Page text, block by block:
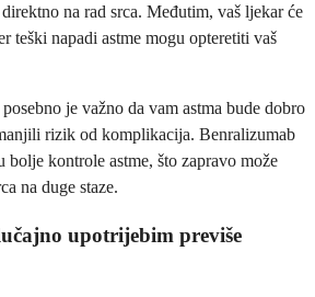
na rad srca. Međutim, vaš ljekar će
teški napadi astme mogu opteretiti vaš
je važno da vam astma bude dobro
rizik od komplikacija. Benralizumab
bolje kontrole astme, što zapravo može
na duge staze.
upotrijebim previše